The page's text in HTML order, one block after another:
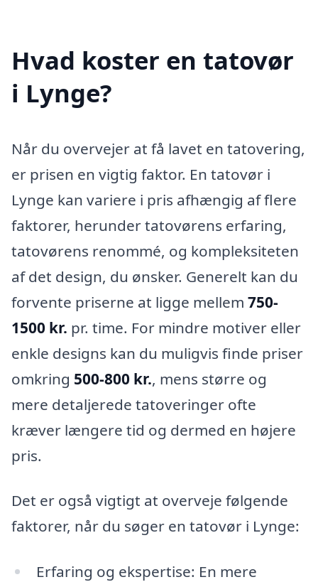
Hvad koster en tatovør
i Lynge?
Når du overvejer at få lavet en tatovering,
er prisen en vigtig faktor. En tatovør i
Lynge kan variere i pris afhængig af flere
faktorer, herunder tatovørens erfaring,
tatovørens renommé, og kompleksiteten
af det design, du ønsker. Generelt kan du
forvente priserne at ligge mellem 750-
1500 kr. pr. time. For mindre motiver eller
enkle designs kan du muligvis finde priser
omkring 500-800 kr., mens større og
mere detaljerede tatoveringer ofte
kræver længere tid og dermed en højere
pris.
Det er også vigtigt at overveje følgende
faktorer, når du søger en tatovør i Lynge:
Erfaring og ekspertise: En mere